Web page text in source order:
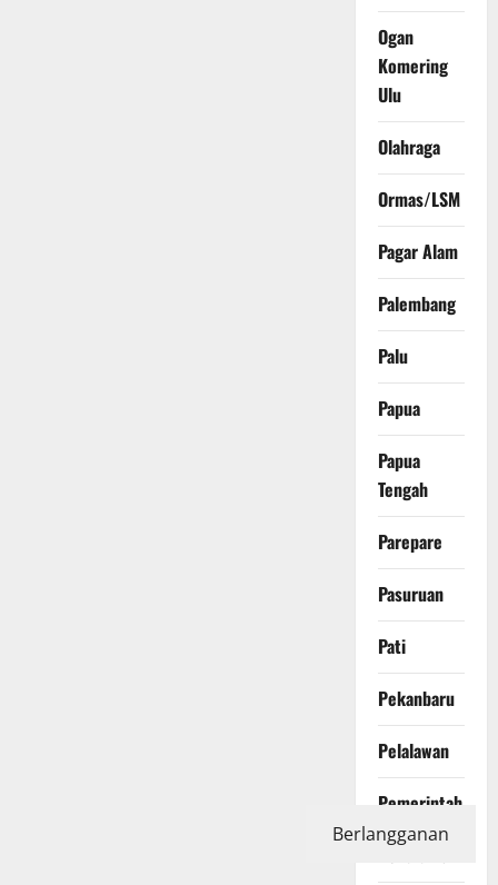
Ogan
Komering
Ulu
Olahraga
Ormas/LSM
Pagar Alam
Palembang
Palu
Papua
Papua
Tengah
Parepare
Pasuruan
Pati
Pekanbaru
Pelalawan
Pemerintah
Berlangganan